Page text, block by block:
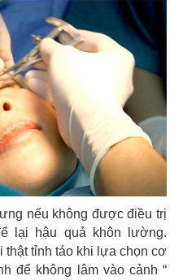
nếu không được điều trị
lại hậu quả khôn lường.
thật tỉnh táo khi lựa chọn cơ
để không lâm vào cảnh “